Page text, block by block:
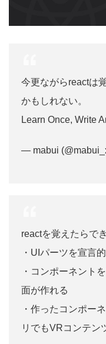
今更ながらreactは
かもしれない。
Learn Once, Write
— mabui
reactを覚えたらで
・UIパーツを宣言
・コンポーネント
面が作れる
・作ったコンポー
リでもVRコンテン